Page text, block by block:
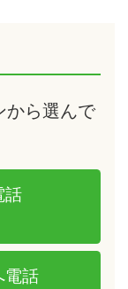
発 成田発着
から選んで
話
電話